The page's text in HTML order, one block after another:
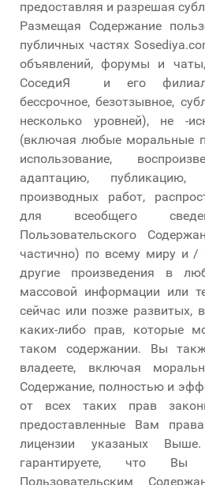
предоставляя и разрешая
Размещая Содержание
публичных частях
объявлений, форумы и
СоседиЯ и его
бессрочное, безотзывное,
несколько уровней), не -
(включая любые моральные
использование,
адаптацию, публикацию,
производных работ,
для всеобщего
Пользовательского
частично) по всему миру и /
другие произведения в
массовой информации или
сейчас или позже развитых,
каких-либо прав, которые
таком содержании. Вы
владеете, включая
Содержание, полностью и
от всех таких прав
предоставленные Вам
лицензии указаных
гарантируете, что Вы
Пользовательским